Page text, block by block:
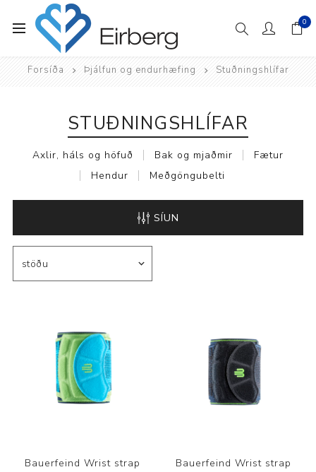
0
Forsíða Þjálfun og endurhæfing Stuðningshlífar
STUÐNINGSHLÍFAR
Axlir, háls og höfuð Bak og mjaðmir
Fætur
Hendur
Meðgöngubelti
SÍUN
Bauerfeind Wrist strap Bauerfeind Wrist strap